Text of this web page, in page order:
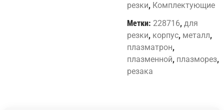
резки, Комплектующие
Метки: 228716, для
резки, корпус, металл,
плазматрон,
плазменной, плазморез,
резака